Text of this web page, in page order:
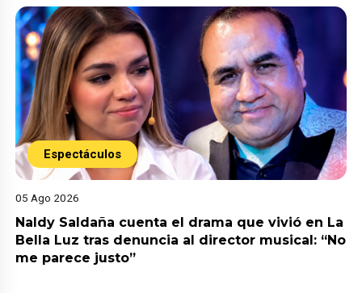
Espectáculos
05 Ago 2026
Naldy Saldaña cuenta el drama que vivió en La
Bella Luz tras denuncia al director musical: “No
me parece justo”